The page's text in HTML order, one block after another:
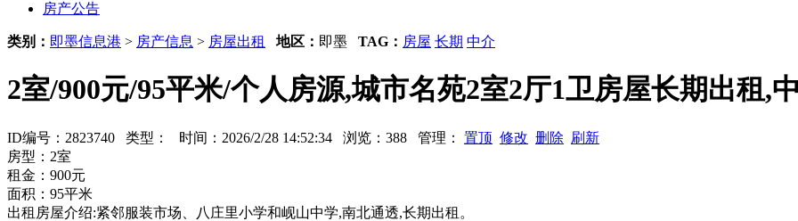
房产公告
类别： 即墨信息港 > 房产信息 > 房屋出租 地区： 即墨 TAG： 房屋 长期 中介
2室/900元/95平米/个人房源,城市名苑2室2厅1卫房屋长期出租,
ID编号：2823740 类型： 时间：2026/2/28 14:52:34 浏览：388 管理： 置顶 修改 删除 刷新
房型：2室
租金：900元
面积：95平米
出租房屋介绍:紧邻服装市场、八庄里小学和岘山中学,南北通透,长期出租。